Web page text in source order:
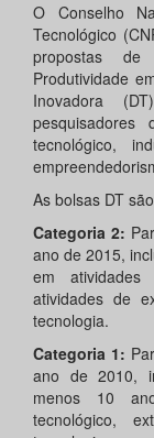
O Conselho
Tecnológico
propostas
Produtividade
Inovadora
pesquisadores
tecnológico,
As bolsas DT
Categoria 2:
ano de 2015,
em atividades
atividades de
tecnologia.
Categoria 1:
ano de 2010,
menos 10
tecnológico,